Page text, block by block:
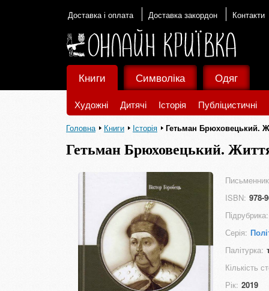
Доставка і оплата Доставка закордон Контакти
Книги
Художні Дитячі Історія Публіцистичні
Символіка Одяг
Головна Книги Історія Гетьман Брюховецький.
Гетьман Брюховецький. Життя
ISBN: 978-
Підрубрика:
Серія:
Палітурка:
Кількість
Рік: 2019